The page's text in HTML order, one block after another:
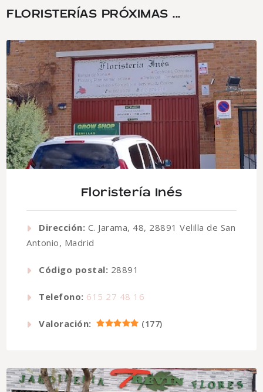
FLORISTERÍAS PRÓXIMAS ...
Floristería Inés
Dirección: C. Jarama, 48, 28891 Velilla de San
Antonio, Madrid
Código postal: 28891
Telefono: 615 27 48 16
Valoración: (177)